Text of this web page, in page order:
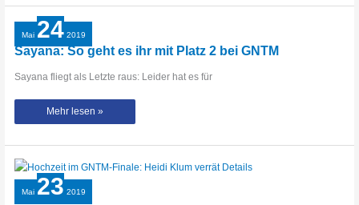
war
das
Shooting
mit
Magic
Tänzern
Mai 24 2019
Sayana: So geht es ihr mit Platz 2 bei GNTM
Sayana fliegt als Letzte raus: Leider hat es für
Sayana:
ihr
Platz
2
bei
GNTM
Mehr lesen »
Mai 23 2019